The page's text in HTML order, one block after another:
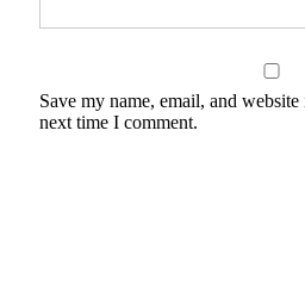
Save my name, email, and
next time I comment.